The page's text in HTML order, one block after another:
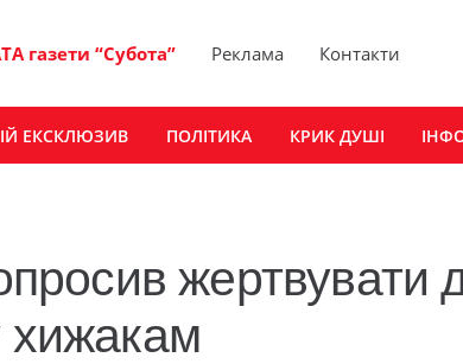
газети “Субота” Реклама Контакти
ЕКСКЛЮЗИВ ПОЛІТИКА КРИК ДУШІ
жертвувати
хижакам